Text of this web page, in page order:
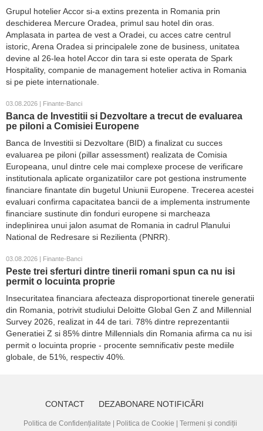
Grupul hotelier Accor si-a extins prezenta in Romania prin
deschiderea Mercure Oradea, primul sau hotel din oras.
Amplasata in partea de vest a Oradei, cu acces catre centrul
istoric, Arena Oradea si principalele zone de business, unitatea
devine al 26-lea hotel Accor din tara si este operata de Spark
Hospitality, companie de management hotelier activa in Romania
si pe piete internationale.
03.08.2026 | Finante-Banci
Banca de Investitii si Dezvoltare a trecut de evaluarea
pe piloni a Comisiei Europene
Banca de Investitii si Dezvoltare (BID) a finalizat cu succes
evaluarea pe piloni (pillar assessment) realizata de Comisia
Europeana, unul dintre cele mai complexe procese de verificare
institutionala aplicate organizatiilor care pot gestiona instrumente
financiare finantate din bugetul Uniunii Europene. Trecerea acestei
evaluari confirma capacitatea bancii de a implementa instrumente
financiare sustinute din fonduri europene si marcheaza
indeplinirea unui jalon asumat de Romania in cadrul Planului
National de Redresare si Rezilienta (PNRR).
03.08.2026 | Finante-Banci
Peste trei sferturi dintre tinerii romani spun ca nu isi
permit o locuinta proprie
Insecuritatea financiara afecteaza disproportionat tinerele generatii
din Romania, potrivit studiului Deloitte Global Gen Z and Millennial
Survey 2026, realizat in 44 de tari. 78% dintre reprezentantii
Generatiei Z si 85% dintre Millennials din Romania afirma ca nu isi
permit o locuinta proprie - procente semnificativ peste mediile
globale, de 51%, respectiv 40%.
CONTACT DEZABONARE NOTIFICĂRI
Politica de Confidențialitate Politica de Cookie Termeni și condiții